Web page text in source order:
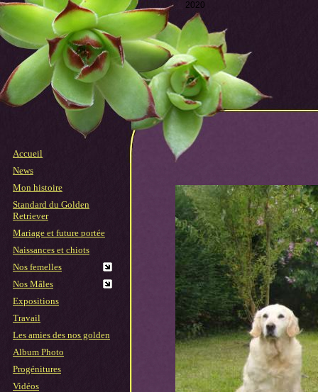
Accueil
News
Mon histoire
Standard du Golden
Retriever
Mariage et future portée
Naissances et chiots
Nos femelles
Nos Mâles
Expositions
Travail
Les amies des nos golden
Album Photo
Progénitures
Vidéos
2020